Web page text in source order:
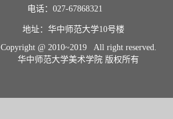
电话：027-67868321
地址：华中师范大学10号楼
Copyright @ 2010~2019 All right reserved.
华中师范大学美术学院 版权所有